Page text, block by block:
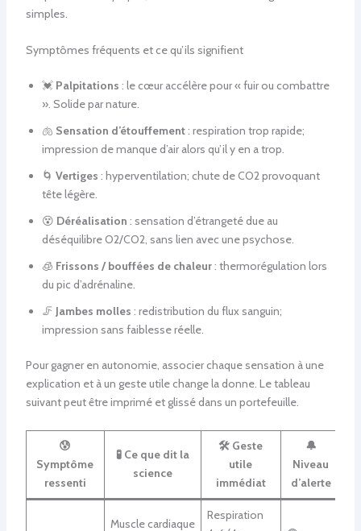
simples.
Symptômes fréquents et ce qu’ils signifient
💓 Palpitations : le cœur accélère pour « fuir ou combattre
». Solide par nature.
🫁 Sensation d’étouffement: respiration trop rapide;
impression de manque d’air alors qu’il y en a trop.
🌀 Vertiges : hyperventilation; chute de CO2 provoquant
tête légère.
😵 Déréalisation : sensation d’étrangeté due au
déséquilibre O2/CO2, sans lien avec une psychose.
🧊 Frissons / bouffées de chaleur: thermorégulation lors
du pic d’adrénaline.
🦵 Jambes molles : redistribution du flux sanguin;
impression sans faiblesse réelle.
Pour gagner en autonomie, associer chaque sensation à une
explication et à un geste utile change la donne. Le tableau
suivant peut être imprimé et glissé dans un portefeuille.
😰
Symptôme
ressenti
🧪 Ce que dit la
science
🛠️ Geste
utile
immédiat
🔔
Niveau
d’alerte
Muscle cardiaque
Respiration